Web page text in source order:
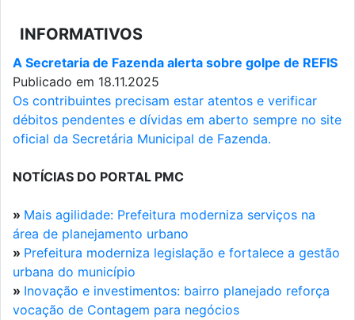
INFORMATIVOS
A Secretaria de Fazenda alerta sobre golpe de REFIS
Publicado em 18.11.2025
Os contribuintes precisam estar atentos e verificar
débitos pendentes e dívidas em aberto sempre no site
oficial da Secretária Municipal de Fazenda.
NOTÍCIAS DO PORTAL PMC
» Mais agilidade: Prefeitura moderniza serviços na
área de planejamento urbano
» Prefeitura moderniza legislação e fortalece a gestão
urbana do município
» Inovação e investimentos: bairro planejado reforça
vocação de Contagem para negócios